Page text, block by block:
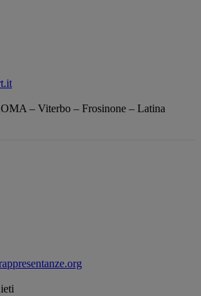
– Viterbo – Frosinone – Latina